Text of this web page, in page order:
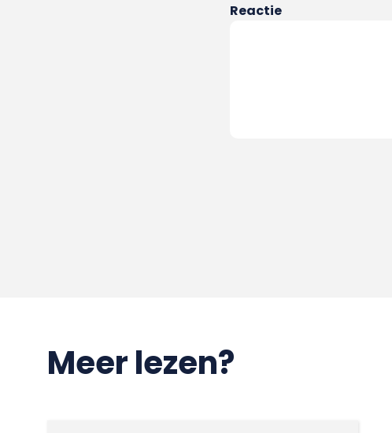
Reactie
Meer lezen?